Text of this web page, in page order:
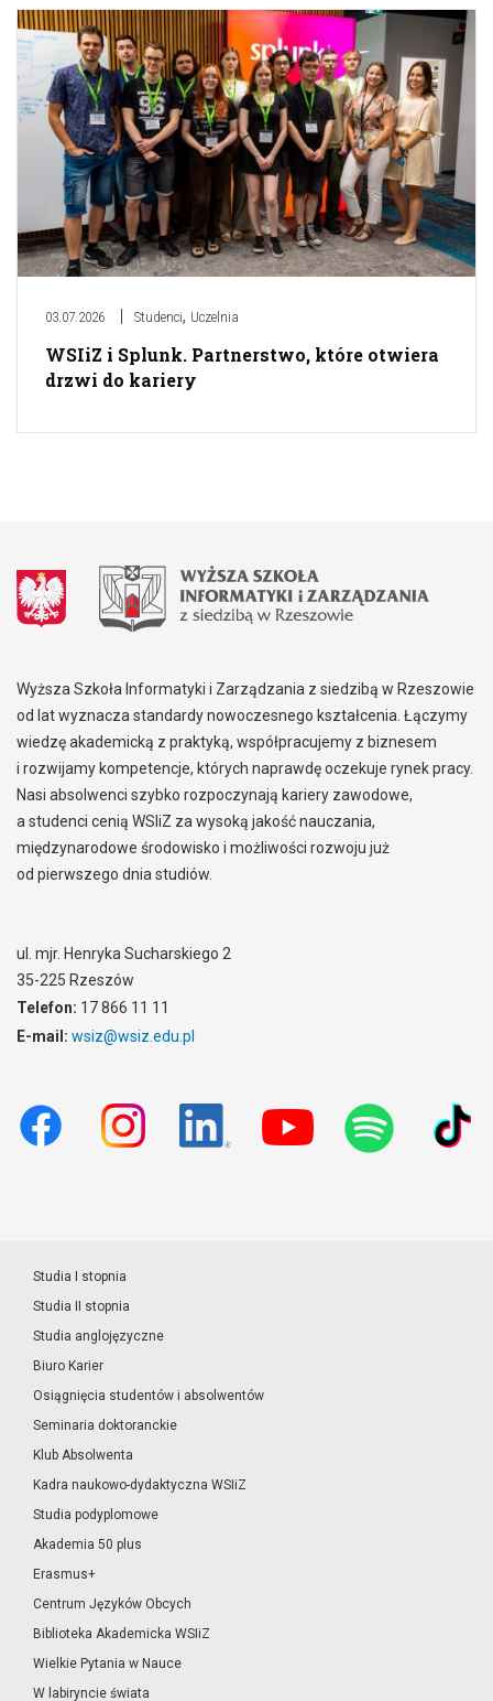
03.07.2026 Studenci, Uczelnia
WSIiZ i Splunk. Partnerstwo, które otwiera
drzwi do kariery
Wyższa Szkoła Informatyki i Zarządzania z siedzibą w Rzeszowie
od lat wyznacza standardy nowoczesnego kształcenia. Łączymy
wiedzę akademicką z praktyką, współpracujemy z biznesem
i rozwijamy kompetencje, których naprawdę oczekuje rynek pracy.
Nasi absolwenci szybko rozpoczynają kariery zawodowe,
a studenci cenią WSIiZ za wysoką jakość nauczania,
międzynarodowe środowisko i możliwości rozwoju już
od pierwszego dnia studiów.
ul. mjr. Henryka Sucharskiego 2
35-225 Rzeszów
Telefon: 17 866 11 11
E-mail: wsiz@wsiz.edu.pl
Studia I stopnia
Studia II stopnia
Studia anglojęzyczne
Biuro Karier
Osiągnięcia studentów i absolwentów
Seminaria doktoranckie
Klub Absolwenta
Kadra naukowo-dydaktyczna WSIiZ
Studia podyplomowe
Akademia 50 plus
Erasmus+
Centrum Języków Obcych
Biblioteka Akademicka WSIiZ
Wielkie Pytania w Nauce
W labiryncie świata